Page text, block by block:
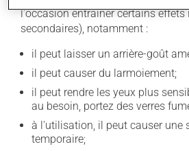
l'occasion entraîner certains effets
secondaires), notamment :
il peut laisser un arrière-goût
il peut causer du larmoiement;
il peut rendre les yeux plus
au besoin, portez des verres
à l'utilisation, il peut causer une
temporaire;